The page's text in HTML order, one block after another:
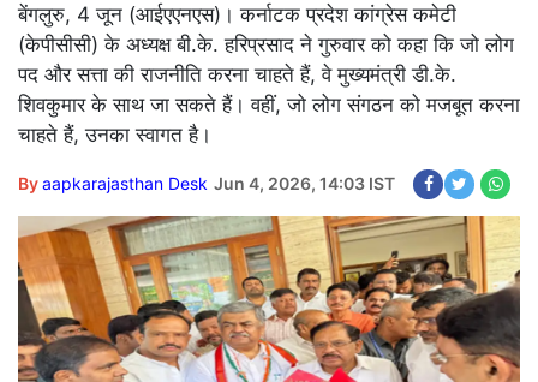
बेंगलुरु, 4 जून (आईएएनएस)। कर्नाटक प्रदेश कांग्रेस कमेटी
(केपीसीसी) के अध्यक्ष बी.के. हरिप्रसाद ने गुरुवार को कहा कि जो लोग
पद और सत्ता की राजनीति करना चाहते हैं, वे मुख्यमंत्री डी.के.
शिवकुमार के साथ जा सकते हैं। वहीं, जो लोग संगठन को मजबूत करना
चाहते हैं, उनका स्वागत है।
Byaapkarajasthan Desk Jun 4, 2026, 14:03 IST